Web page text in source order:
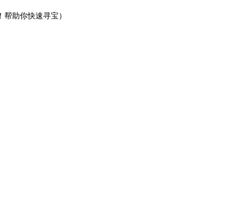
助你快速寻宝）